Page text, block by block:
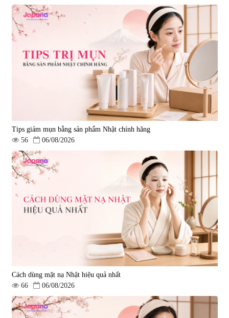
Tips giảm mụn bằng sản phẩm Nhật chính hãng
56
06/08/2026
Cách dùng mặt nạ Nhật hiệu quả nhất
66
06/08/2026